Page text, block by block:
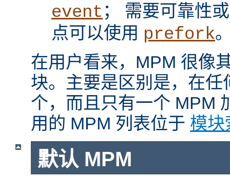
event ； 需要可靠性
点可以使用 prefork
在用户看来，MPM 很像
块。主要是区别是，在任
个，而且只有一个 MPM
用的 MPM 列表位于 模块
默认 MPM